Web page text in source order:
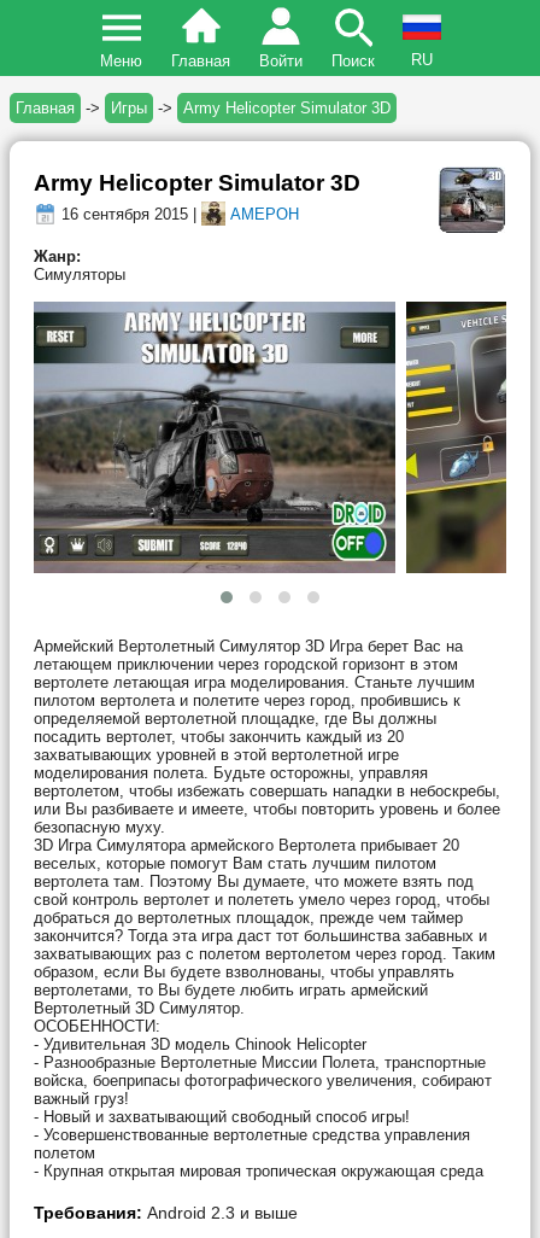
Меню Главная Войти Поиск RU
Главная -> Игры -> Army Helicopter Simulator 3D
Army Helicopter Simulator 3D
16 сентября 2015 | AMEPOH
Жанр:
Симуляторы
Армейский Вертолетный Симулятор 3D Игра берет Вас на
летающем приключении через городской горизонт в этом
вертолете летающая игра моделирования. Станьте лучшим
пилотом вертолета и полетите через город, пробившись к
определяемой вертолетной площадке, где Вы должны
посадить вертолет, чтобы закончить каждый из 20
захватывающих уровней в этой вертолетной игре
моделирования полета. Будьте осторожны, управляя
вертолетом, чтобы избежать совершать нападки в небоскребы,
или Вы разбиваете и имеете, чтобы повторить уровень и более
безопасную муху.
3D Игра Симулятора армейского Вертолета прибывает 20
веселых, которые помогут Вам стать лучшим пилотом
вертолета там. Поэтому Вы думаете, что можете взять под
свой контроль вертолет и полететь умело через город, чтобы
добраться до вертолетных площадок, прежде чем таймер
закончится? Тогда эта игра даст тот большинства забавных и
захватывающих раз с полетом вертолетом через город. Таким
образом, если Вы будете взволнованы, чтобы управлять
вертолетами, то Вы будете любить играть армейский
Вертолетный 3D Симулятор.
ОСОБЕННОСТИ:
- Удивительная 3D модель Chinook Helicopter
- Разнообразные Вертолетные Миссии Полета, транспортные
войска, боеприпасы фотографического увеличения, собирают
важный груз!
- Новый и захватывающий свободный способ игры!
- Усовершенствованные вертолетные средства управления
полетом
- Крупная открытая мировая тропическая окружающая среда
Требования: Android 2.3 и выше